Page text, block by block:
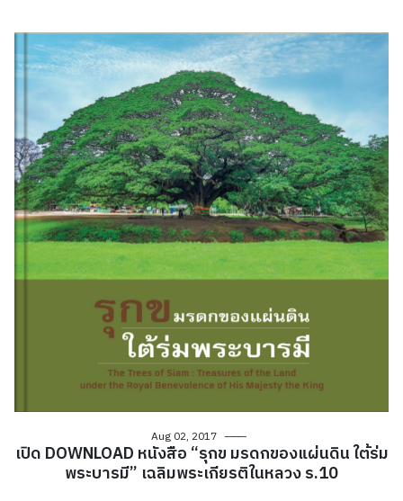
Aug 02, 2017
เปิด DOWNLOAD หนังสือ “รุกข มรดกของแผ่นดิน ใต้ร่ม
พระบารมี” เฉลิมพระเกียรติในหลวง ร.10